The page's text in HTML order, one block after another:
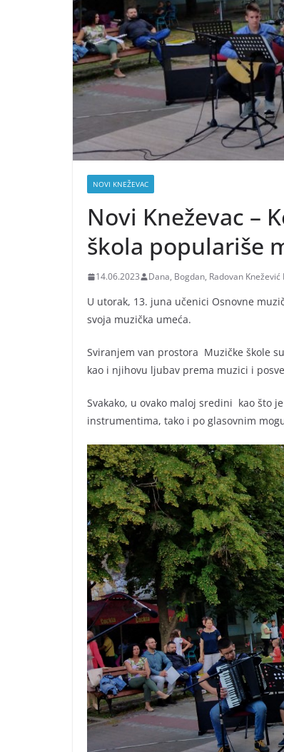
NOVI KNEŽEVAC
Novi Kneževac –
škola populariše
14.06.2023 Dana, Bogdan, Radovan Knežević
U utorak, 13. juna učenici Osnovne
svoja muzička umeća.
Sviranjem van prostora Muzičke škole
kao i njihovu ljubav prema muzici i
Svakako, u ovako maloj sredini kao što
instrumentima, tako i po glasovnim